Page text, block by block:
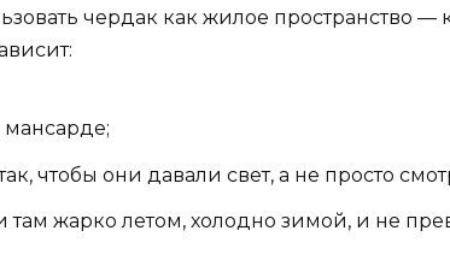
чердак как жилое пространство
мансарде;
чтобы они давали свет, а не просто
там жарко летом, холодно зимой, и не